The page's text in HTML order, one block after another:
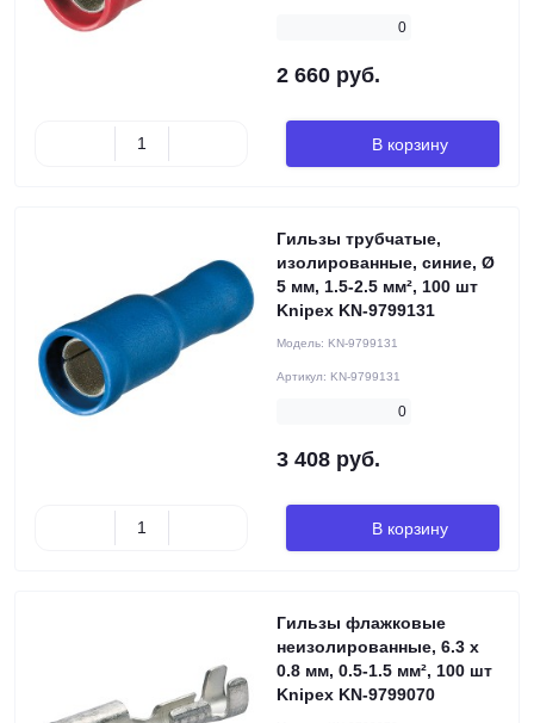
0
2 660 руб.
В корзину
Гильзы трубчатые,
изолированные, синие, Ø
5 мм, 1.5-2.5 мм², 100 шт
Knipex KN-9799131
Модель: KN-9799131
Артикул: KN-9799131
0
3 408 руб.
В корзину
Гильзы флажковые
неизолированные, 6.3 x
0.8 мм, 0.5-1.5 мм², 100 шт
Knipex KN-9799070